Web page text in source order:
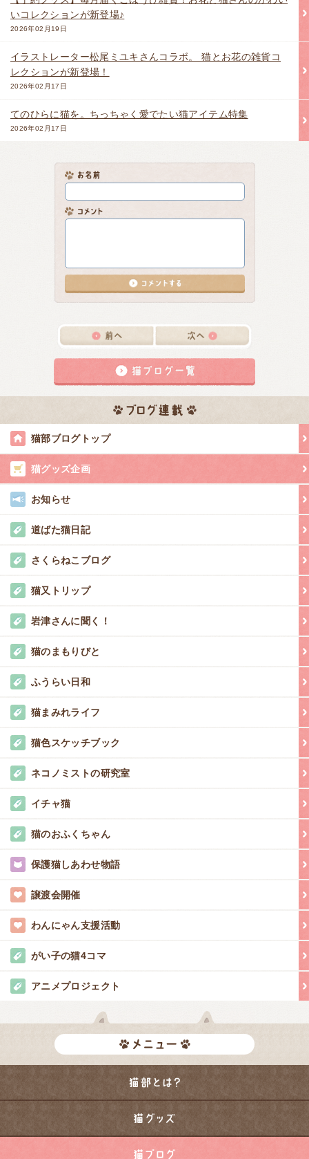
いコレクションが新登場♪
2026年02月19日
イラストレーター松尾ミユキさんコラボ。 猫とお花の雑貨コ
レクションが新登場！
2026年02月17日
てのひらに猫を。ちっちゃく愛でたい猫アイテム特集
2026年02月17日
猫部ブログトップ
猫グッズ企画
お知らせ
道ばた猫日記
さくらねこブログ
猫又トリップ
岩津さんに聞く！
猫のまもりびと
ふうらい日和
猫まみれライフ
猫色スケッチブック
ネコノミストの研究室
イチャ猫
猫のおふくちゃん
保護猫しあわせ物語
譲渡会開催
わんにゃん支援活動
がい子の猫4コマ
アニメプロジェクト